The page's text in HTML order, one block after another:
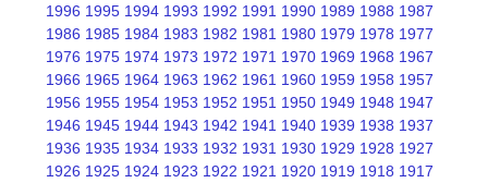
1996 1995 1994 1993 1992 1991 1990 1989 1988 1987
1986 1985 1984 1983 1982 1981 1980 1979 1978 1977
1976 1975 1974 1973 1972 1971 1970 1969 1968 1967
1966 1965 1964 1963 1962 1961 1960 1959 1958 1957
1956 1955 1954 1953 1952 1951 1950 1949 1948 1947
1946 1945 1944 1943 1942 1941 1940 1939 1938 1937
1936 1935 1934 1933 1932 1931 1930 1929 1928 1927
1926 1925 1924 1923 1922 1921 1920 1919 1918 1917